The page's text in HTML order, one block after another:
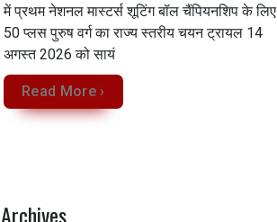
में प्रथम नेशनल मास्टर्स शूटिंग बॉल चैंपियनशिप के लिए
50 प्लस पुरुष वर्ग का राज्य स्तरीय चयन ट्रायल 14
अगस्त 2026 को सायं
Read More ›
Archives